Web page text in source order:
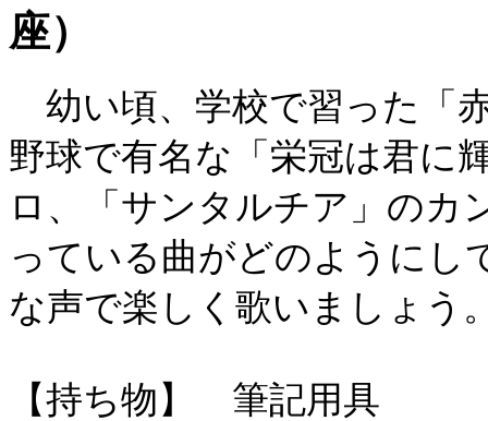
座）
幼い頃、学校で習った「
野球で有名な「栄冠は君に
ロ、「サンタルチア」のカ
っている曲がどのようにし
な声で楽しく歌いましょう
【持ち物】 筆記用具